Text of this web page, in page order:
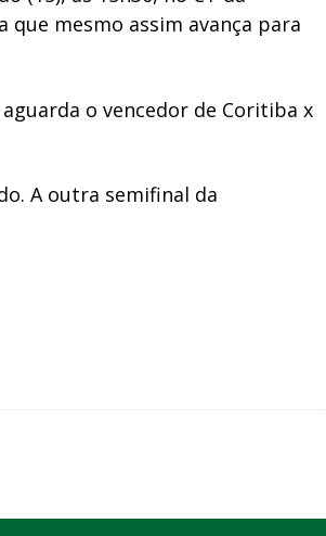
mesmo assim avança para
o vencedor de Coritiba x
A outra semifinal da